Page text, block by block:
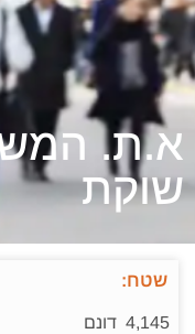
א.ת.
שוקת
שטח:
4,145 דונם